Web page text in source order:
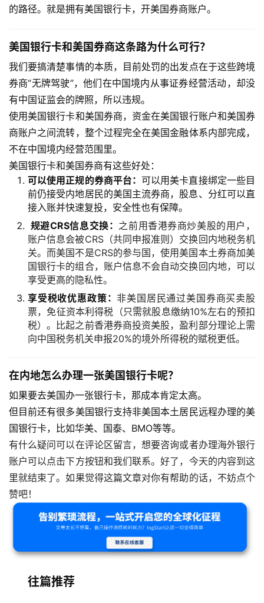
主
页
跨
境
资
讯
海
司
的路径。就是拥有美国银行卡，开美国券商账户。
美国银行卡和美国券商这条路为什么可行？
我们要搞清楚事情的本质，目前处罚的出发点在于这些跨境
券商“无牌驾驶”，他们在中国境内从事证券经营活动，却没
有中国证监会的牌照，所以违规。
使用美国银行卡和美国券商，资金在美国银行账户和美国券
商账户之间流转，整个过程完全在美国金融体系内部完成，
不在中国境内经营范围里。
美国银行卡和美国券商有这些好处：
可以使用正规的券商平台：可以用美卡直接绑定一些目
前仍接受内地居民的美国主流券商，股息、分红可以直
接入账并快速复投，安全性也有保障。
规避CRS信息交换： 之前用香港券商炒美股的用户，
账户信息会被CRS（共同申报准则）交换回内地税务机
关。而美国不是CRS的参与国，使用美国本土券商加美
国银行卡的组合，账户信息不会自动交换回内地，可以
享受更高的隐私性。
享受税收优惠政策： 非美国居民通过美国券商买卖股
票，免征资本利得税（只需就股息缴纳10%左右的预扣
税）。比起之前香港券商投资美股，盈利部分理论上需
向中国税务机关申报20%的境外所得税的赋税更低。
在内地怎么办理一张美国银行卡呢？
如果要去美国办一张银行卡，那成本肯定太高。
但目前还有很多美国银行支持非美国本土居民远程办理的美
国银行卡，比如华美、国泰、BMO等等。
有什么疑问可以在评论区留言，想要咨询或者办理海外银行
账户可以点击下方按钮和我们联系。好了，今天的内容到这
里就结束了。如果觉得这篇文章对你有帮助的话，不妨点个
赞吧！
往篇推荐